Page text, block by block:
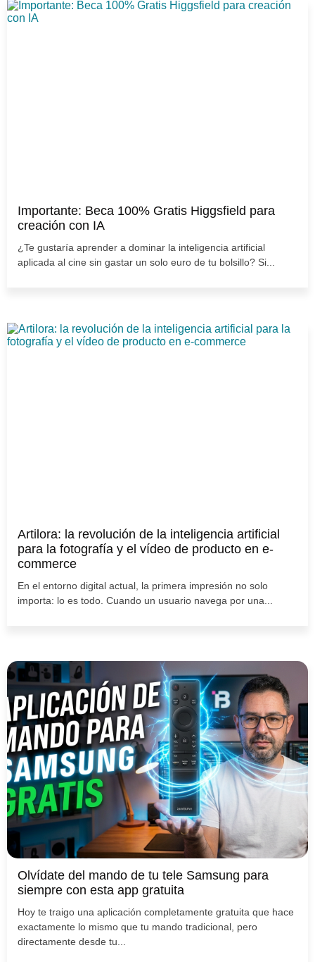
Importante: Beca 100% Gratis Higgsfield para
creación con IA
¿Te gustaría aprender a dominar la inteligencia artificial
aplicada al cine sin gastar un solo euro de tu bolsillo? Si...
Artilora: la revolución de la inteligencia artificial
para la fotografía y el vídeo de producto en e-
commerce
En el entorno digital actual, la primera impresión no solo
importa: lo es todo. Cuando un usuario navega por una...
Olvídate del mando de tu tele Samsung para
siempre con esta app gratuita
Hoy te traigo una aplicación completamente gratuita que hace
exactamente lo mismo que tu mando tradicional, pero
directamente desde tu...